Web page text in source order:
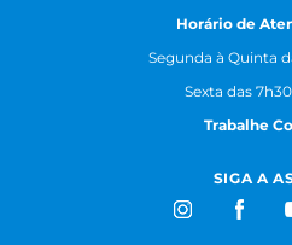
Horário de
Segunda à Quinta
Sexta das
Trabalhe
SIGA A